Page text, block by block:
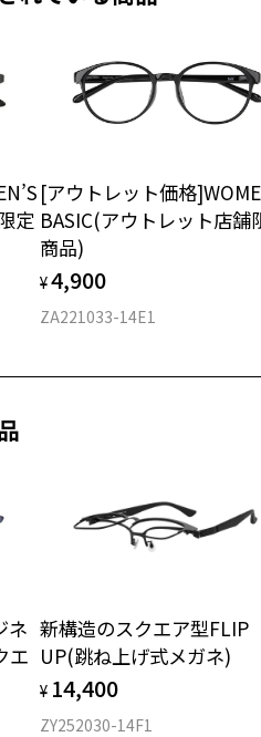
ッチメント込みの重さ
見る
定
[アウトレット価格
BASIC(アウトレット店舗
商品)
¥4,900
ZA221033-14E1
ネ
エ
新構造のスクエア型FLIP
UP(跳ね上げ式メガネ)
¥ 14,400
ZY252030-14F1